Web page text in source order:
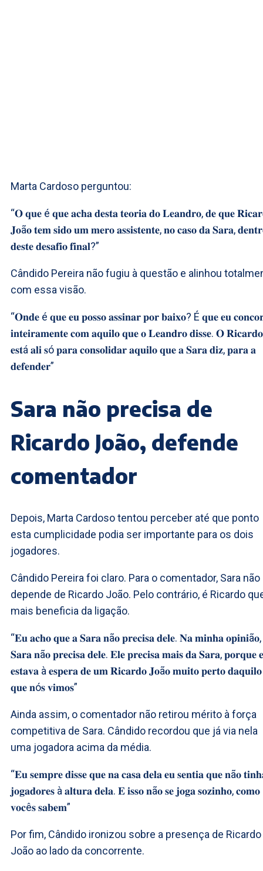
Marta Cardoso perguntou:
“𝐎 𝐪𝐮𝐞 é 𝐪𝐮𝐞 𝐚𝐜𝐡𝐚 𝐝𝐞𝐬𝐭𝐚 𝐭𝐞𝐨𝐫𝐢𝐚 𝐝𝐨 𝐋𝐞𝐚𝐧𝐝𝐫𝐨, 𝐝𝐞 𝐪𝐮𝐞
𝐉𝐨ã𝐨 𝐭𝐞𝐦 𝐬𝐢𝐝𝐨 𝐮𝐦 𝐦𝐞𝐫𝐨 𝐚𝐬𝐬𝐢𝐬𝐭𝐞𝐧𝐭𝐞, 𝐧𝐨 𝐜𝐚𝐬𝐨 𝐝𝐚 𝐒𝐚𝐫𝐚,
𝐝𝐞𝐬𝐭𝐞 𝐝𝐞𝐬𝐚𝐟𝐢𝐨 𝐟𝐢𝐧𝐚𝐥?”
Cândido Pereira não fugiu à questão e alinhou
com essa visão.
“𝐎𝐧𝐝𝐞 é 𝐪𝐮𝐞 𝐞𝐮 𝐩𝐨𝐬𝐬𝐨 𝐚𝐬𝐬𝐢𝐧𝐚𝐫 𝐩𝐨𝐫 𝐛𝐚𝐢𝐱𝐨? É 𝐪𝐮𝐞 𝐞𝐮
𝐢𝐧𝐭𝐞𝐢𝐫𝐚𝐦𝐞𝐧𝐭𝐞 𝐜𝐨𝐦 𝐚𝐪𝐮𝐢𝐥𝐨 𝐪𝐮𝐞 𝐨 𝐋𝐞𝐚𝐧𝐝𝐫𝐨 𝐝𝐢𝐬𝐬𝐞. 𝐎 𝐑𝐢𝐜𝐚𝐫𝐝𝐨
𝐞𝐬𝐭á 𝐚𝐥𝐢 𝐬ó 𝐩𝐚𝐫𝐚 𝐜𝐨𝐧𝐬𝐨𝐥𝐢𝐝𝐚𝐫 𝐚𝐪𝐮𝐢𝐥𝐨 𝐪𝐮𝐞 𝐚 𝐒𝐚𝐫𝐚 𝐝𝐢𝐳, 𝐩𝐚𝐫𝐚 𝐚
𝐝𝐞𝐟𝐞𝐧𝐝𝐞𝐫”
Sara não precisa de
Ricardo João, defende
comentador
Depois, Marta Cardoso tentou perceber até que ponto
esta cumplicidade podia ser importante para os dois
jogadores.
Cândido Pereira foi claro. Para o comentador, Sara não
depende de Ricardo João. Pelo contrário, é Ricardo
mais beneficia da ligação.
“𝐄𝐮 𝐚𝐜𝐡𝐨 𝐪𝐮𝐞 𝐚 𝐒𝐚𝐫𝐚 𝐧ã𝐨 𝐩𝐫𝐞𝐜𝐢𝐬𝐚 𝐝𝐞𝐥𝐞. 𝐍𝐚 𝐦𝐢𝐧𝐡𝐚
𝐒𝐚𝐫𝐚 𝐧ã𝐨 𝐩𝐫𝐞𝐜𝐢𝐬𝐚 𝐝𝐞𝐥𝐞. 𝐄𝐥𝐞 𝐩𝐫𝐞𝐜𝐢𝐬𝐚 𝐦𝐚𝐢𝐬 𝐝𝐚 𝐒𝐚𝐫𝐚, 𝐩𝐨𝐫𝐪𝐮𝐞
𝐞𝐬𝐭𝐚𝐯𝐚 à 𝐞𝐬𝐩𝐞𝐫𝐚 𝐝𝐞 𝐮𝐦 𝐑𝐢𝐜𝐚𝐫𝐝𝐨 𝐉𝐨ã𝐨 𝐦𝐮𝐢𝐭𝐨 𝐩𝐞𝐫𝐭𝐨 𝐝𝐚𝐪𝐮𝐢𝐥𝐨
𝐪𝐮𝐞 𝐧ó𝐬 𝐯𝐢𝐦𝐨𝐬”
Ainda assim, o comentador não retirou mérito à força
competitiva de Sara. Cândido recordou que já via nela
uma jogadora acima da média.
“𝐄𝐮 𝐬𝐞𝐦𝐩𝐫𝐞 𝐝𝐢𝐬𝐬𝐞 𝐪𝐮𝐞 𝐧𝐚 𝐜𝐚𝐬𝐚 𝐝𝐞𝐥𝐚 𝐞𝐮 𝐬𝐞𝐧𝐭𝐢𝐚 𝐪𝐮𝐞 𝐧ã𝐨
𝐣𝐨𝐠𝐚𝐝𝐨𝐫𝐞𝐬 à 𝐚𝐥𝐭𝐮𝐫𝐚 𝐝𝐞𝐥𝐚. 𝐄 𝐢𝐬𝐬𝐨 𝐧ã𝐨 𝐬𝐞 𝐣𝐨𝐠𝐚 𝐬𝐨𝐳𝐢𝐧𝐡𝐨, 𝐜𝐨𝐦𝐨
𝐯𝐨𝐜ê𝐬 𝐬𝐚𝐛𝐞𝐦”
Por fim, Cândido ironizou sobre a presença de Ricardo
João ao lado da concorrente.